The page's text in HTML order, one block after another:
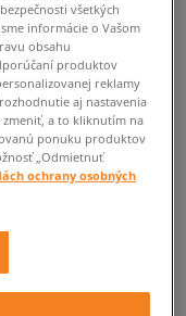
nás oznámenie.
PREDAJNIACH
všetkých
informácie o Vašom
obsahu
produktov
reklamy
aj nastavenia
zmeniť, a to kliknutím na
ponuku produktov
„Odmietnuť
ochrany osobných